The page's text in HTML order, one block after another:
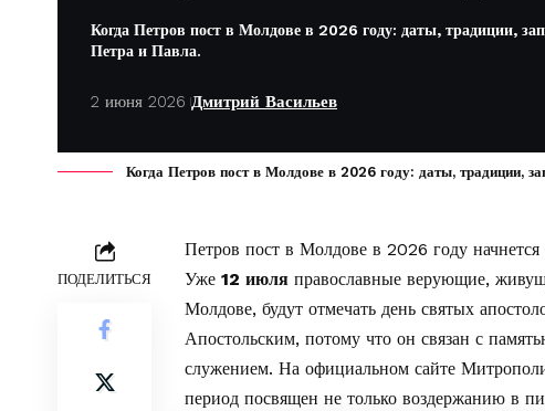
Когда Петров пост в Молдове в 2026 году: даты, традиции,
Петра и Павла.
2 июня 2026 Дмитрий Васильев
Когда Петров пост в Молдове в 2026 году: даты, традиции,
ПОДЕЛИТЬСЯ
Петров пост в Молдове в 2026 году начнется
Уже 12 июля православные верующие,
Молдове, будут отмечать день святых
Апостольским, потому что он связан с
служением. На официальном сайте
период посвящен не только воздержанию в